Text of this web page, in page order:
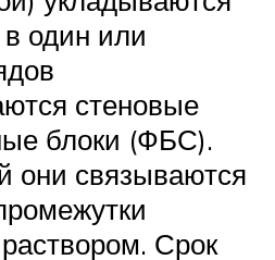
один или
стеновые
блоки (ФБС).
они связываются
Срок